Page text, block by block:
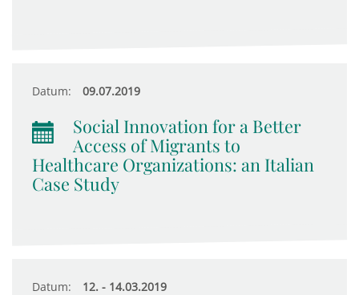
Datum: 09.07.2019
Social Innovation for a Better
Access of Migrants to
Healthcare Organizations: an Italian
Case Study
Datum: 12. - 14.03.2019